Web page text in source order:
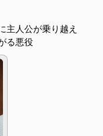
主人公が乗り越え
る悪役